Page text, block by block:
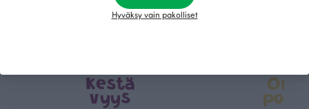
Kestä
vyys
Oma
Hyväksy vain pakolliset